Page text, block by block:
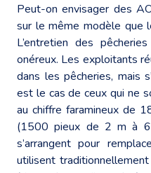
Peut-on envisager des
sur le même modèle que
L’entretien des
onéreux. Les exploitants
dans les pêcheries, mais
est le cas de ceux qui ne
au chiffre faramineux de
(1500 pieux de 2 m à
s’arrangent pour
utilisent